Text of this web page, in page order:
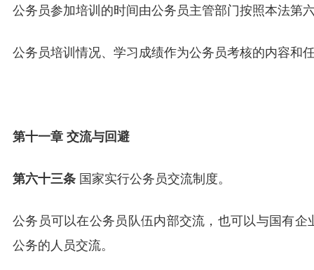
公务员参加培训的时间由公务员主管部门按照本法第
公务员培训情况、学习成绩作为公务员考核的内容和
第十一章 交流与回避
第六十三条国家实行公务员交流制度。
公务员可以在公务员队伍内部交流，也可以与国有
公务的人员交流。